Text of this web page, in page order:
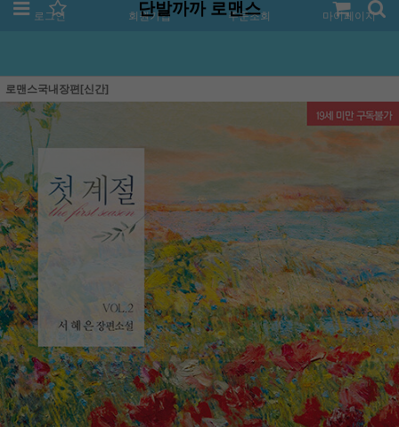
로그인 회원가입 주문조회 마이페이지
단발까까 로맨스
로맨스국내장편[신간]